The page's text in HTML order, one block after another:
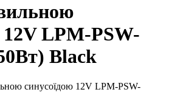
12V LPM-PSW-
Black